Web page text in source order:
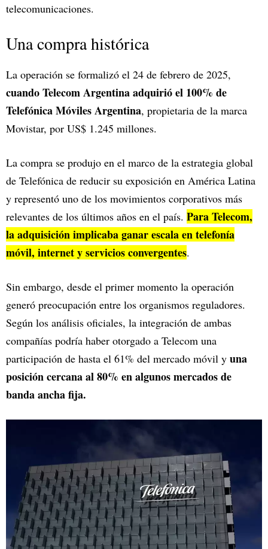
telecomunicaciones.
Una compra histórica
La operación se formalizó el 24 de febrero de 2025,
cuando Telecom Argentina adquirió el 100% de
Telefónica Móviles Argentina, propietaria de la marca
Movistar, por US$ 1.245 millones.
La compra se produjo en el marco de la estrategia global
de Telefónica de reducir su exposición en América Latina
y representó uno de los movimientos corporativos más
relevantes de los últimos años en el país. Para Telecom,
la adquisición implicaba ganar escala en telefonía
móvil, internet y servicios convergentes.
Sin embargo, desde el primer momento la operación
generó preocupación entre los organismos reguladores.
Según los análisis oficiales, la integración de ambas
compañías podría haber otorgado a Telecom una
participación de hasta el 61% del mercado móvil y una
posición cercana al 80% en algunos mercados de
banda ancha fija.